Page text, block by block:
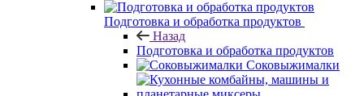
Подготовка и обработка продуктов
Назад
Подготовка и обработка продуктов
Соковыжималки